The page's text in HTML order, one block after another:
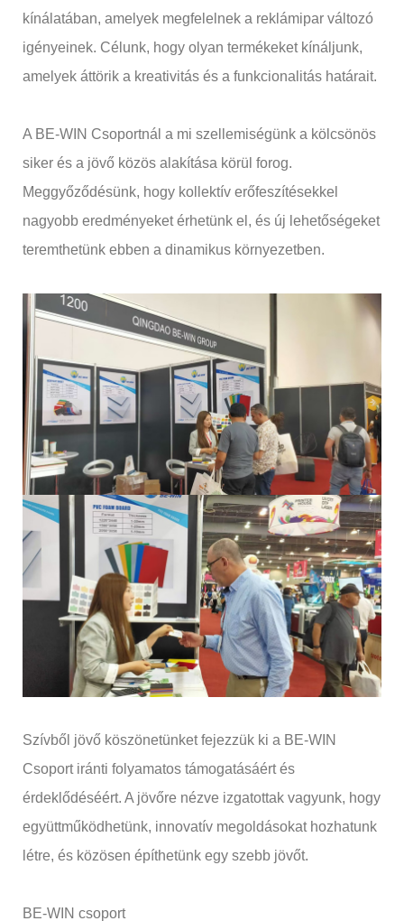
kínálatában, amelyek megfelelnek a reklámipar változó
igényeinek. Célunk, hogy olyan termékeket kínáljunk,
amelyek áttörik a kreativitás és a funkcionalitás határait.
A BE-WIN Csoportnál a mi szellemiségünk a kölcsönös
siker és a jövő közös alakítása körül forog.
Meggyőződésünk, hogy kollektív erőfeszítésekkel
nagyobb eredményeket érhetünk el, és új lehetőségeket
teremthetünk ebben a dinamikus környezetben.
Szívből jövő köszönetünket fejezzük ki a BE-WIN
Csoport iránti folyamatos támogatásáért és
érdeklődéséért. A jövőre nézve izgatottak vagyunk, hogy
együttműködhetünk, innovatív megoldásokat hozhatunk
létre, és közösen építhetünk egy szebb jövőt.
BE-WIN csoport